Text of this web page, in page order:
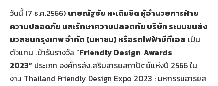
วันนี้ (7 ธ.ค.2566) นายณัฐชัย ผะเดิมชิต ผู้อำนวยการฝ่าย
ความปลอดภัย และรักษาความปลอดภัย บริษัท ระบบขนส่ง
มวลชนกรุงเทพ จำกัด (มหาชน) หรือรถไฟฟ้าบีทีเอส เป็น
ตัวแทน เข้ารับรางวัล “Friendly Design Awards
2023” ประเภท องค์กรส่งเสริมอารยสถาปัตย์แห่งปี 2566ใน
งาน Thailand Friendly Design Expo 2023 : มหกรรมอารยส